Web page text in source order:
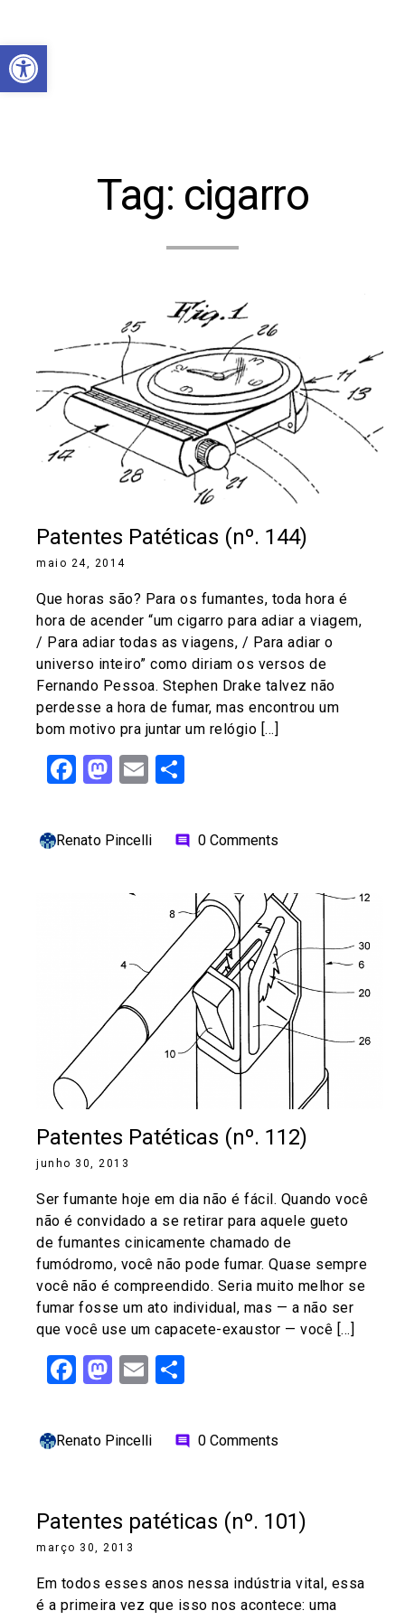
Abrir a barra de ferramentas
Tag: cigarro
Patentes Patéticas (nº. 144)
maio 24, 2014
Que horas são? Para os fumantes, toda hora é
hora de acender “um cigarro para adiar a viagem,
/ Para adiar todas as viagens, / Para adiar o
universo inteiro” como diriam os versos de
Fernando Pessoa. Stephen Drake talvez não
perdesse a hora de fumar, mas encontrou um
bom motivo pra juntar um relógio […]
Facebook
Mastodon
Email
Renato Pincelli comment 0 Comments
Patentes Patéticas (nº. 112)
junho 30, 2013
Ser fumante hoje em dia não é fácil. Quando você
não é convidado a se retirar para aquele gueto
de fumantes cinicamente chamado de
fumódromo, você não pode fumar. Quase sempre
você não é compreendido. Seria muito melhor se
fumar fosse um ato individual, mas — a não ser
que você use um capacete-exaustor — você […]
Facebook
Mastodon
Email
Renato Pincelli comment 0 Comments
Patentes patéticas (nº. 101)
março 30, 2013
Em todos esses anos nessa indústria vital, essa
é a primeira vez que isso nos acontece: uma